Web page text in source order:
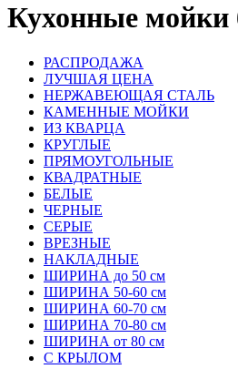
Кухонные мойки
РАСПРОДАЖА
ЛУЧШАЯ ЦЕНА
НЕРЖАВЕЮЩАЯ СТАЛЬ
КАМЕННЫЕ МОЙКИ
ИЗ КВАРЦА
КРУГЛЫЕ
ПРЯМОУГОЛЬНЫЕ
КВАДРАТНЫЕ
БЕЛЫЕ
ЧЕРНЫЕ
СЕРЫЕ
ВРЕЗНЫЕ
НАКЛАДНЫЕ
ШИРИНА до 50 см
ШИРИНА 50-60 см
ШИРИНА 60-70 см
ШИРИНА 70-80 см
ШИРИНА от 80 см
С КРЫЛОМ